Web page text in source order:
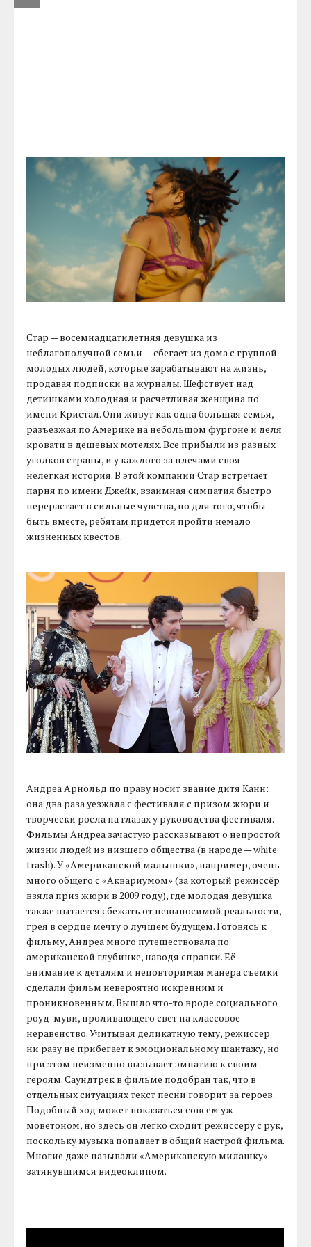
Стар — восемнадцатилетняя девушка из
неблагополучной семьи — сбегает из дома с группой
молодых людей, которые зарабатывают на жизнь,
продавая подписки на журналы. Шефствует над
детишками холодная и расчетливая женщина по
имени Кристал. Они живут как одна большая семья,
разъезжая по Америке на небольшом фургоне и деля
кровати в дешевых мотелях. Все прибыли из разных
уголков страны, и у каждого за плечами своя
нелегкая история. В этой компании Стар встречает
парня по имени Джейк, взаимная симпатия быстро
перерастает в сильные чувства, но для того, чтобы
быть вместе, ребятам придется пройти немало
жизненных квестов.
Андреа Арнольд по праву носит звание дитя Канн:
она два раза уезжала с фестиваля с призом жюри и
творчески росла на глазах у руководства фестиваля.
Фильмы Андреа зачастую рассказывают о непростой
жизни людей из низшего общества (в народе — white
trash). У «Американской малышки», например, очень
много общего с «Аквариумом» (за который режиссёр
взяла приз жюри в 2009 году), где молодая девушка
также пытается сбежать от невыносимой реальности,
грея в сердце мечту о лучшем будущем. Готовясь к
фильму, Андреа много путешествовала по
американской глубинке, наводя справки. Её
внимание к деталям и неповторимая манера съемки
сделали фильм невероятно искренним и
проникновенным. Вышло что-то вроде социального
роуд-муви, проливающего свет на классовое
неравенство. Учитывая деликатную тему, режиссер
ни разу не прибегает к эмоциональному шантажу, но
при этом неизменно вызывает эмпатию к своим
героям. Саундтрек в фильме подобран так, что в
отдельных ситуациях текст песни говорит за героев.
Подобный ход может показаться совсем уж
моветоном, но здесь он легко сходит режиссеру с рук,
поскольку музыка попадает в общий настрой фильма.
Многие даже называли «Американскую милашку»
затянувшимся видеоклипом.